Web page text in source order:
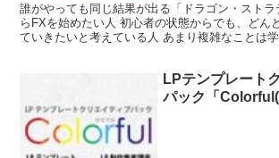
誰がやっても同じ結果が出る「ドラゴン・スト
らFXを始めたい人 初心者の状態からでも、どん
ていきたいと考えている人 あまり複雑なことは学
LPテンプレート
パック「Colorful(